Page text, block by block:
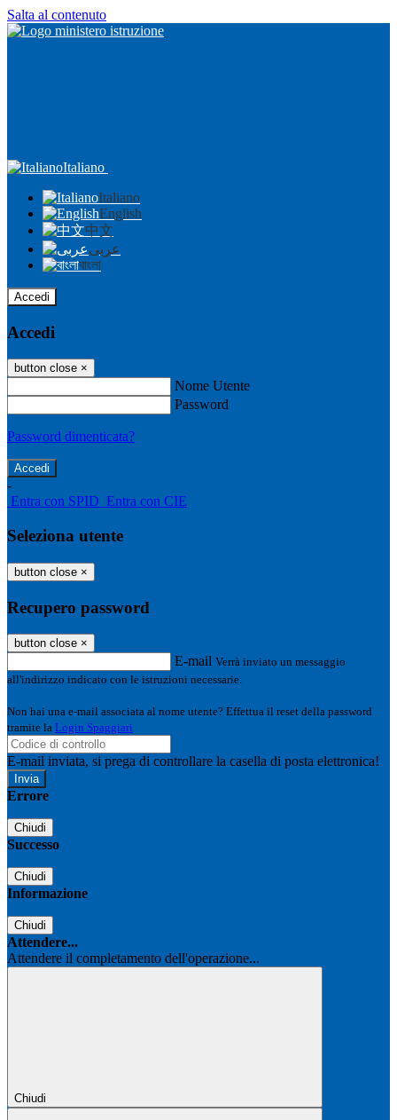
Salta al contenuto
Italiano
Italiano
English
中文
عربى
বাংলা
Accedi
Accedi
button close ×
Nome Utente
Password
Password dimenticata?
-
Entra con SPID Entra con CIE
Seleziona utente
button close ×
Recupero password
button close ×
E-mail Verrà inviato un messaggio
all'indirizzo indicato con le istruzioni necessarie.
Non hai una e-mail associata al nome utente? Effettua il reset della password
tramite la Login Spaggiari
E-mail inviata, si prega di controllare la casella di posta elettronica!
Errore
Chiudi
Successo
Chiudi
Informazione
Chiudi
Attendere...
Attendere il completamento dell'operazione...
Chiudi